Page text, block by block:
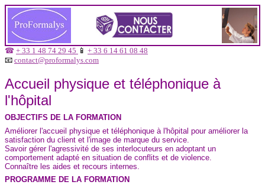
☎ + 33 1 48 74 29 45 📱 + 33 6 14 61 08 48
📧 contact@proformalys.com
Accueil physique et téléphonique à
l'hôpital
OBJECTIFS DE LA FORMATION
Améliorer l'accueil physique et téléphonique à l'hôpital pour améliorer la
satisfaction du client et l'image de marque du service.
Savoir gérer l'agressivité de ses interlocuteurs en adoptant un
comportement adapté en situation de conflits et de violence.
Connaître les aides et recours internes.
PROGRAMME DE LA FORMATION